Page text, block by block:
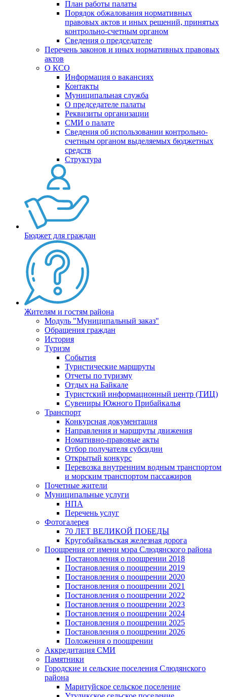
План работы палаты
Порядок обжалования нормативных
правовых актов и иных решений, принятых
контрольно-счетным органом
Сведения о председателе
Перечень законов и иных нормативных правовых
актов
О КСО
Информация о вакансиях
Контакты
Муниципальная служба
О председателе палаты
Реквизиты организации
СМИ о палате
Сведения об использовании контрольно-
счетным органом выделяемых бюджетных
средств
Структура
Бюджет для граждан
Жителям и гостям района
Модуль "Муниципальный заказ"
Обращения граждан
История
Туризм
События
Туристические маршруты
Отчеты по туризму
Отдых на Байкале
Туристский информационный центр (ТИЦ)
Сувениры Южного Прибайкалья
Транспорт
Конкурсная документация
Направления и маршруты движения
Номативно-правовые акты
Отбор получателя субсидии
Открытый конкурс
Перевозка внутренним водным транспортом
и морским транспортом пассажиров
Почетные жители
Муниципальные услуги
НПА
Перечень услуг
Фотогалерея
70 ЛЕТ ВЕЛИКОЙ ПОБЕДЫ
Кругобайкальская железная дорога
Поощрения от имени мэра Слюдянского района
Постановления о поощрении 2018
Постановления о поощрении 2019
Постановления о поощрении 2020
Постановления о поощрении 2021
Постановления о поощрении 2022
Постановления о поощрении 2023
Постановления о поощрении 2024
Постановления о поощрении 2025
Постановления о поощрении 2026
Положения о поощрении
Аккредитация СМИ
Памятники
Городские и сельские поселения Слюдянского
района
Маритуйское сельское поселение